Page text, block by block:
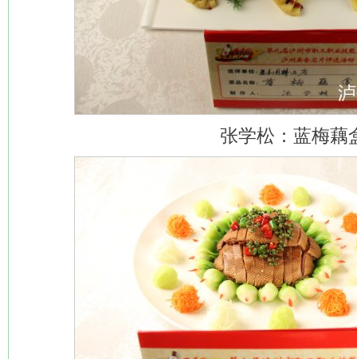
张学松：蓝梅藕